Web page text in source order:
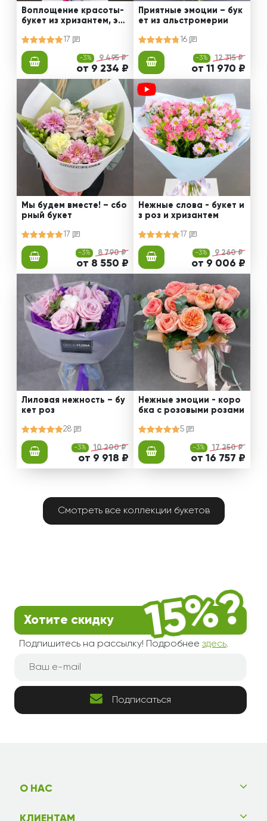
Воплощение красоты-
букет из хризантем, эус
17
-3% 9 495 ₽
от 9 234 ₽
Приятные эмоции – бук
ет из альстромерии
16
-3% 12 315 ₽
от 11 970 ₽
Мы будем вместе! – сбо
рный букет
17
-3% 8 790 ₽
от 8 550 ₽
Нежные слова - букет и
з роз и хризантем
17
-3% 9 260 ₽
от 9 006 ₽
Лиловая нежность – бу
кет роз
28
-3% 10 200 ₽
от 9 918 ₽
Нежные эмоции - коро
бка с розовыми розами
5
-3% 17 250 ₽
от 16 757 ₽
Смотреть все коллекции букетов
Хотите скидку
Подпишитесь на рассылку! Подробнее здесь.
Подписаться
О НАС
КЛИЕНТАМ